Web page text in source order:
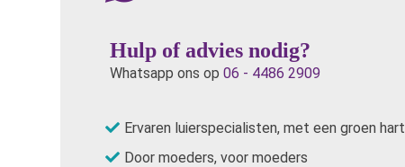
Hulp of advies nodig?
Whatsapp ons op 06 - 4486 2909
Ervaren luierspecialisten, met een groen hart
Door moeders, voor moeders